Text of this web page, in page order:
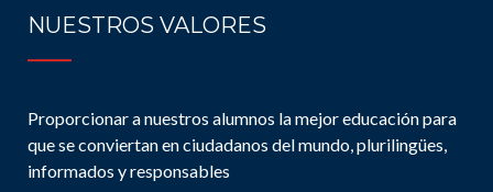
NUESTROS VALORES
Proporcionar a nuestros alumnos la mejor educación para
que se conviertan en ciudadanos del mundo, plurilingües,
informados y responsables